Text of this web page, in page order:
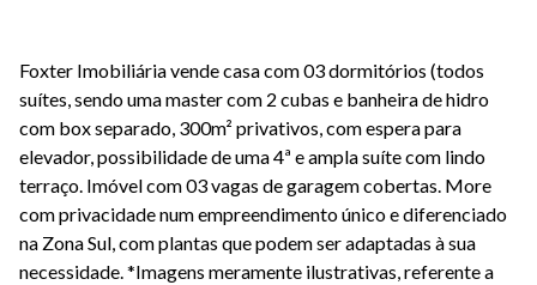
Foxter Imobiliária vende casa com 03 dormitórios (todos
suítes, sendo uma master com 2 cubas e banheira de hidro
com box separado, 300m² privativos, com espera para
elevador, possibilidade de uma 4ª e ampla suíte com lindo
terraço. Imóvel com 03 vagas de garagem cobertas. More
com privacidade num empreendimento único e diferenciado
na Zona Sul, com plantas que podem ser adaptadas à sua
necessidade. *Imagens meramente ilustrativas, referente a